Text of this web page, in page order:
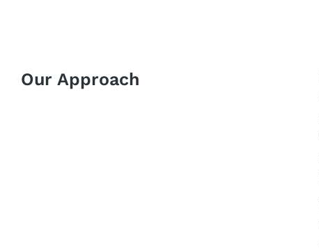
Our Approach